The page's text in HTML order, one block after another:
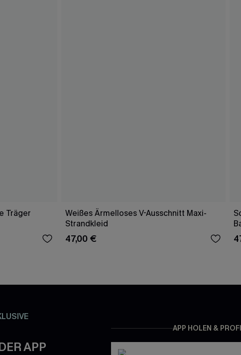
Träger
Weißes Ärmelloses V-Ausschnitt Maxi-
Strandkleid
47,00 €
APP
APP HOLEN &